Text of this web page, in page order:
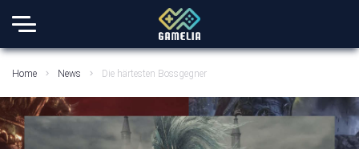
Home News Die härtesten Bossgegner